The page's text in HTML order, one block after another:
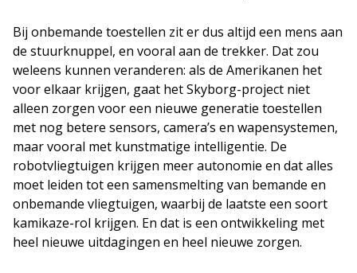
Bij onbemande toestellen zit er dus altijd een mens aan
de stuurknuppel, en vooral aan de trekker. Dat zou
weleens kunnen veranderen: als de Amerikanen het
voor elkaar krijgen, gaat het Skyborg-project niet
alleen zorgen voor een nieuwe generatie toestellen
met nog betere sensors, camera’s en wapensystemen,
maar vooral met kunstmatige intelligentie. De
robotvliegtuigen krijgen meer autonomie en dat alles
moet leiden tot een samensmelting van bemande en
onbemande vliegtuigen, waarbij de laatste een soort
kamikaze-rol krijgen. En dat is een ontwikkeling met
heel nieuwe uitdagingen en heel nieuwe zorgen.